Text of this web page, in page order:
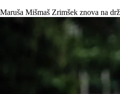
Maruša Mišmaš Zrimšek znova na